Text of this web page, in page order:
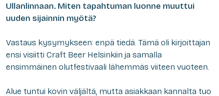
Ullanlinnaan. Miten tapahtuman luonne muuttui
uuden sijainnin myötä?
Vastaus kysymykseen: enpä tiedä. Tämä oli kirjoittajan
ensi visiitti Craft Beer Helsinkiin ja samalla
ensimmäinen olutfestivaali lähemmäs viiteen vuoteen.
Alue tuntui kovin väljältä, mutta asiakkaan kannalta tuo